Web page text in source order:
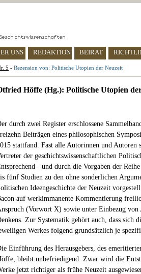
UNS REDAKTION BEIRAT
5 - Rezension von: Politische Utopien der Neuzeit
Höffe (Hg.): Politische Utopien
durch zwei Register erschlossene
Beiträgen eines philosophischen
stattfand. Fast alle Autorinnen und
der geschichtswissenschaftlichen
- und durch die Vorgaben der
fünf Studien zu den ohne sonderlichen
Ideengeschichte der Neuzeit
auf werkimmanente Kommentierung
(Vorwort X) sowie unter Einbezug von
Zur Systematik gehört auch, dass sich
Werkes folgend grundsätzlich je
Einführung des Herausgebers, des
bleibt unbefriedigend. Zwar wird die
jetzt richtiger als frühe Neuzeit